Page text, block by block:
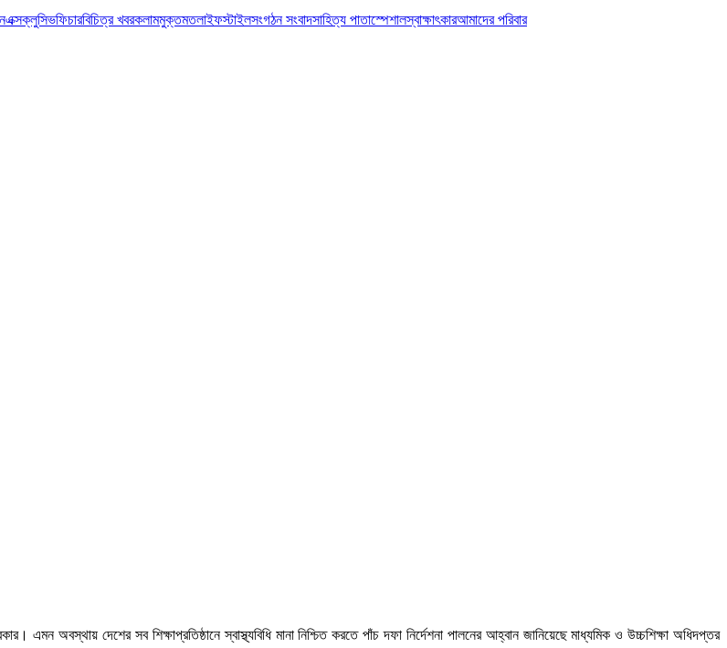
এক্সক্লুসিভফিচারবিচিত্র খবরকলামমুক্তমতলাইফস্টাইলসংগঠন সংবাদসাহিত্য পাতাস্পেশালস্বাক্ষাৎকারআমাদের পরিবার
অবস্থায় দেশের সব শিক্ষাপ্রতিষ্ঠানে স্বাস্থ্যবিধি মানা নিশ্চিত করতে পাঁচ দফা নির্দেশনা পালনের আহ্বান জানিয়েছে মাধ্যমিক ও উচ্চশিক্ষা অধিদপ্তর